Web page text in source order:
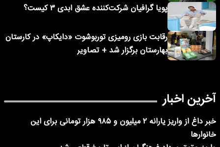
پویا گرافیان شرکت‌کننده عشق ابدی ۳ کیست؟
رقابت بازی رومیزی توربوشوت «دایکاپ» در کارستان
بهارستان برگزار شد + تصاویر
آخرین اخبار
خبر داغ از واریز یارانه ۲ میلیون و ۹۸۵ هزار تومانی برای این
خانوارها